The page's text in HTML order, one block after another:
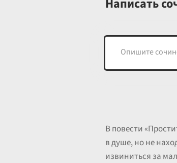
Написать
В повести
в душе, но не
извиниться за